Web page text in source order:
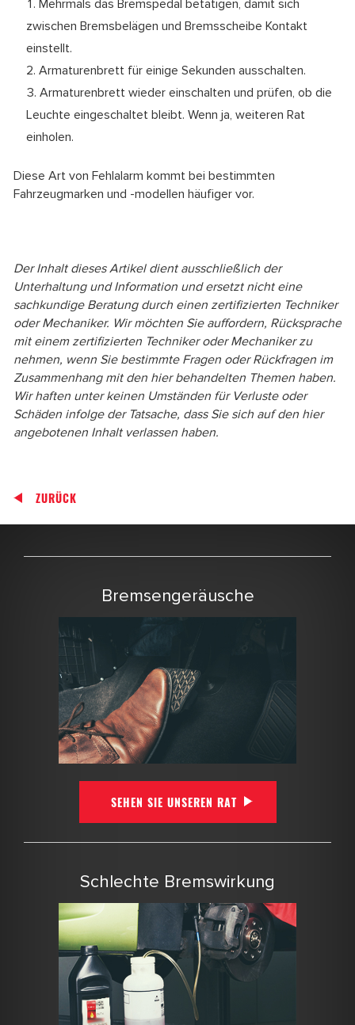
Mehrmals das Bremspedal betätigen, damit sich
zwischen Bremsbelägen und Bremsscheibe Kontakt
einstellt.
Armaturenbrett für einige Sekunden ausschalten.
Armaturenbrett wieder einschalten und prüfen, ob die
Leuchte eingeschaltet bleibt. Wenn ja, weiteren Rat
einholen.
Diese Art von Fehlalarm kommt bei bestimmten
Fahrzeugmarken und -modellen häufiger vor.
Der Inhalt dieses Artikel dient ausschließlich der
Unterhaltung und Information und ersetzt nicht eine
sachkundige Beratung durch einen zertifizierten Techniker
oder Mechaniker. Wir möchten Sie auffordern, Rücksprache
mit einem zertifizierten Techniker oder Mechaniker zu
nehmen, wenn Sie bestimmte Fragen oder Rückfragen im
Zusammenhang mit den hier behandelten Themen haben.
Wir haften unter keinen Umständen für Verluste oder
Schäden infolge der Tatsache, dass Sie sich auf den hier
angebotenen Inhalt verlassen haben.
ZURÜCK
Bremsengeräusche
SEHEN SIE UNSEREN RAT
Schlechte Bremswirkung